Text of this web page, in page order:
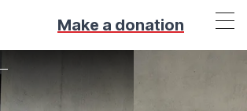
Make a donation